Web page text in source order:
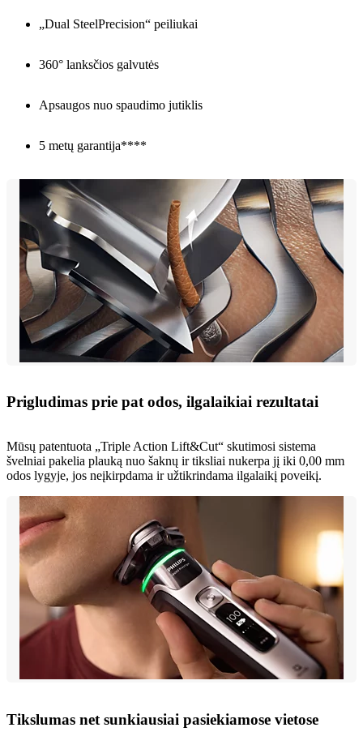
„Dual SteelPrecision“ peiliukai
360° lanksčios galvutės
Apsaugos nuo spaudimo jutiklis
5 metų garantija****
Prigludimas prie pat odos, ilgalaikiai rezultatai
Mūsų patentuota „Triple Action Lift&Cut“ skutimosi sistema
švelniai pakelia plauką nuo šaknų ir tiksliai nukerpa jį iki 0,00 mm
odos lygyje, jos neįkirpdama ir užtikrindama ilgalaikį poveikį.
Tikslumas net sunkiausiai pasiekiamose vietose